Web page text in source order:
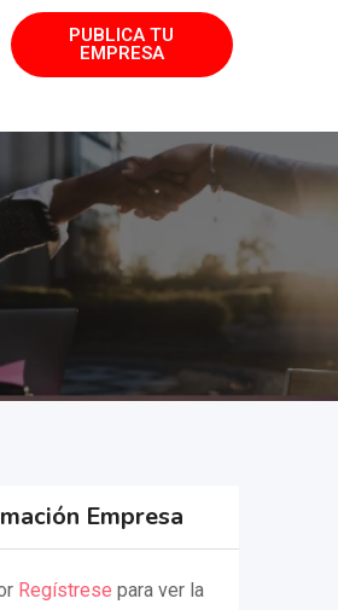
PUBLICA TU
EMPRESA
Empresa
Regístrese para ver la